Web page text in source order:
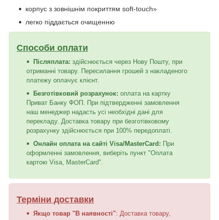
корпус з зовнішнім покриттям soft-touch»
легко піддається очищенню
Способи оплати
Післяплата: здійснюється через Нову Пошту, при
отриманні товару. Пересилання грошей з накладеного
платежу оплачує клієнт.
Безготівковий розрахунок: оплата на картку
Приват Банку ФОП. При підтвердженні замовлення
наш менеджер надасть усі необхідні дані для
перекладу. Доставка товару при безготівковому
розрахунку здійснюється при 100% передоплаті.
Онлайн оплата на сайті Visa/MasterCard: При
оформленні замовлення, виберіть пункт "Оплата
картою Visa, MasterCard".
Терміни доставки
Якщо товар "В наявності": Доставка товару,